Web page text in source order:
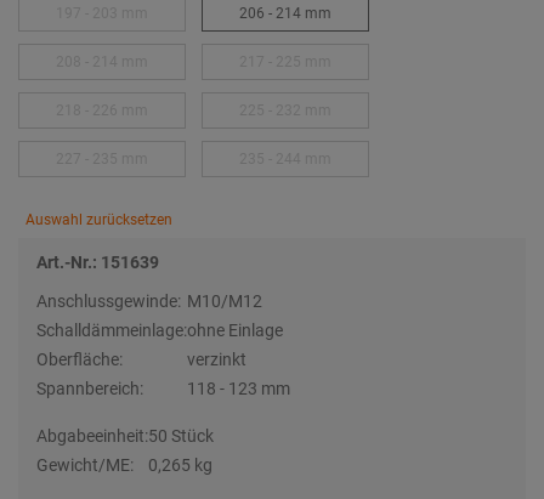
206 - 214 mm
Auswahl zurücksetzen
Art.-Nr.: 151639
Anschlussgewinde: M10/M12
Schalldämmeinlage:ohne Einlage
Oberfläche:
verzinkt
Spannbereich:
118 - 123 mm
Abgabeeinheit:50 Stück
Gewicht/ME:
0,265 kg